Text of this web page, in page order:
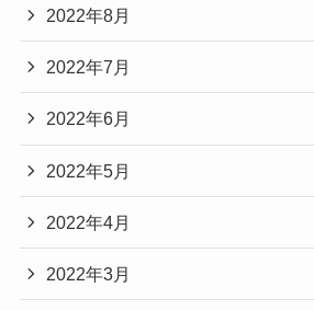
2022年8月
2022年7月
2022年6月
2022年5月
2022年4月
2022年3月